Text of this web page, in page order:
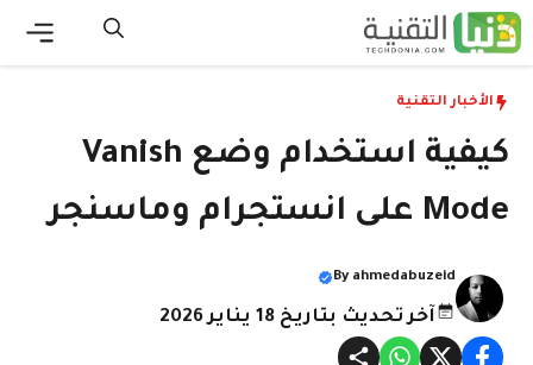
انتقل
إلى
الأخبار التقنية
كيفية استخدام وضع Vanish
Mode على انستجرام وماسنجر
By ahmedabuzeid
آخر تحديث بتاريخ 18 يناير 2026